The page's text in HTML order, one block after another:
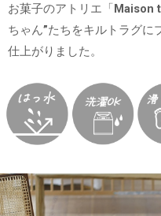
お菓子のアトリエ「Maison
ちゃん”たちをキルトラグに
仕上がりました。